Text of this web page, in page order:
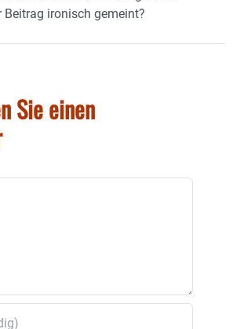
Beitrag ironisch gemeint?
Sie einen